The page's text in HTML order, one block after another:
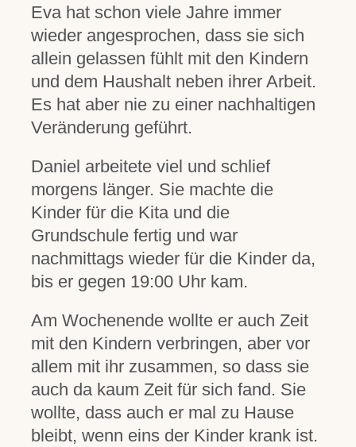
Eva hat schon viele Jahre immer
wieder angesprochen, dass sie sich
allein gelassen fühlt mit den Kindern
und dem Haushalt neben ihrer Arbeit.
Es hat aber nie zu einer nachhaltigen
Veränderung geführt.
Daniel arbeitete viel und schlief
morgens länger. Sie machte die
Kinder für die Kita und die
Grundschule fertig und war
nachmittags wieder für die Kinder da,
bis er gegen 19:00 Uhr kam.
Am Wochenende wollte er auch Zeit
mit den Kindern verbringen, aber vor
allem mit ihr zusammen, so dass sie
auch da kaum Zeit für sich fand. Sie
wollte, dass auch er mal zu Hause
bleibt, wenn eins der Kinder krank ist.